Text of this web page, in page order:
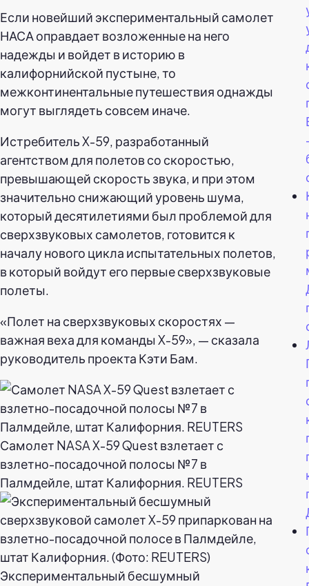
Если новейший экспериментальный самолет
НАСА оправдает возложенные на него
надежды и войдет в историю в
калифорнийской пустыне, то
межконтинентальные путешествия однажды
могут выглядеть совсем иначе.
Истребитель X-59, разработанный
агентством для полетов со скоростью,
превышающей скорость звука, и при этом
значительно снижающий уровень шума,
который десятилетиями был проблемой для
сверхзвуковых самолетов, готовится к
началу нового цикла испытательных полетов,
в который войдут его первые сверхзвуковые
полеты.
«Полет на сверхзвуковых скоростях —
важная веха для команды X-59», — сказала
руководитель проекта Кэти Бам.
Самолет NASA X-59 Quest взлетает с
взлетно-посадочной полосы №7 в
Палмдейле, штат Калифорния. REUTERS
Экспериментальный бесшумный